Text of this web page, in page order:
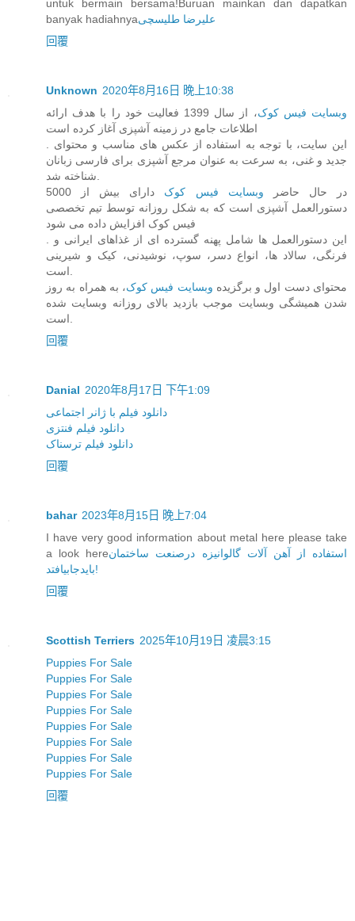
untuk bermain bersama!Buruan mainkan dan dapatkan
banyak hadiahnyaعلیرضا طلیسچی
回覆
Unknown 2020年8月16日 晚上10:38
وبسایت فیس کوک
، از سال 1399 فعالیت خود را با هدف ارائه
اطلاعات جامع در زمینه آشپزی آغاز کرده است
جدید و غنی، به سرعت به عنوان مرجع آشپزی برای فارسی زبانان
در حال حاضر وبسایت فیس کوک
دارای بیش از 5000
دستورالعمل آشپزی است که به شکل روزانه توسط تیم تخصصی
فیس کوک افزایش داده می شود
فرنگی، سالاد ها، انواع دسر، سوپ، نوشیدنی، کیک و شیرینی
محتوای دست اول و برگزیده وبسایت فیس کوک، به همراه به روز
شدن همیشگی وبسایت موجب بازدید بالای روزانه وبسایت شده
回覆
Danial 2020年8月17日 下午1:09
دانلود فیلم با ژانر اجتماعی
دانلود فیلم فنتزی
دانلود فیلم ترسناک
回覆
bahar 2023年8月15日 晚上7:04
I have very good information about metal here please take
a look hereاستفاده از آهن آلات گالوانیزه درصنعت ساختمان
بایدجابیافتد!
回覆
Scottish Terriers 2025年10月19日 凌晨3:15
Puppies For Sale
Puppies For Sale
Puppies For Sale
Puppies For Sale
Puppies For Sale
Puppies For Sale
Puppies For Sale
Puppies For Sale
回覆